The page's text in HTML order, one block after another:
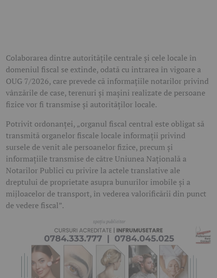
Colaborarea dintre autoritățile centrale și cele locale în
domeniul fiscal se extinde, odată cu intrarea în vigoare a
OUG 7/2026, care prevede că informațiile notarilor privind
vânzările de case, terenuri și mașini realizate de persoane
fizice vor fi transmise și autorităților locale.
Potrivit ordonanței, „organul fiscal central este obligat să
transmită organelor fiscale locale informații privind
sursele de venit ale persoanelor fizice, precum și
informațiile transmise de către Uniunea Națională a
Notarilor Publici cu privire la actele translative ale
dreptului de proprietate asupra bunurilor imobile și a
mijloacelor de transport, în vederea valorificării din punct
de vedere fiscal”.